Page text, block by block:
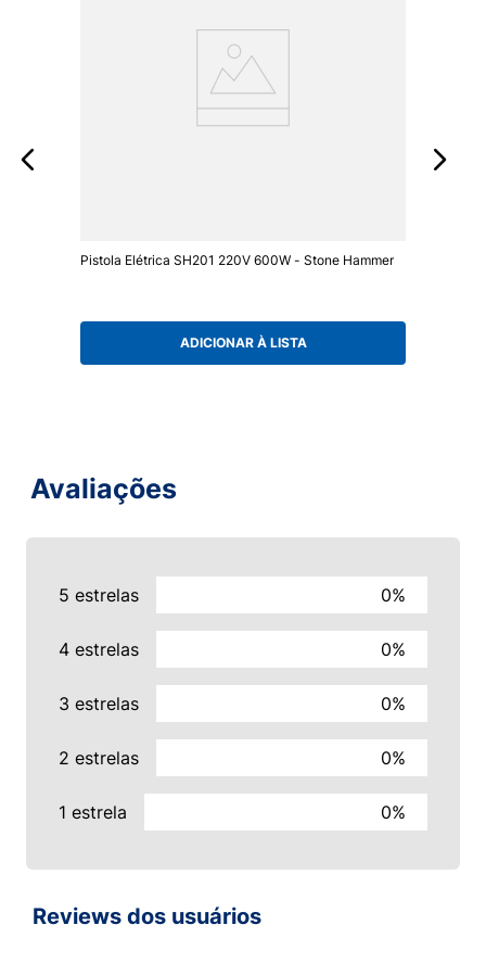
Pistola Elétrica SH201 220V 600W - Stone Hammer
ADICIONAR À LISTA
Avaliações
5 estrelas 0%
4 estrelas 0%
3 estrelas 0%
2 estrelas 0%
1 estrela 0%
Reviews dos usuários